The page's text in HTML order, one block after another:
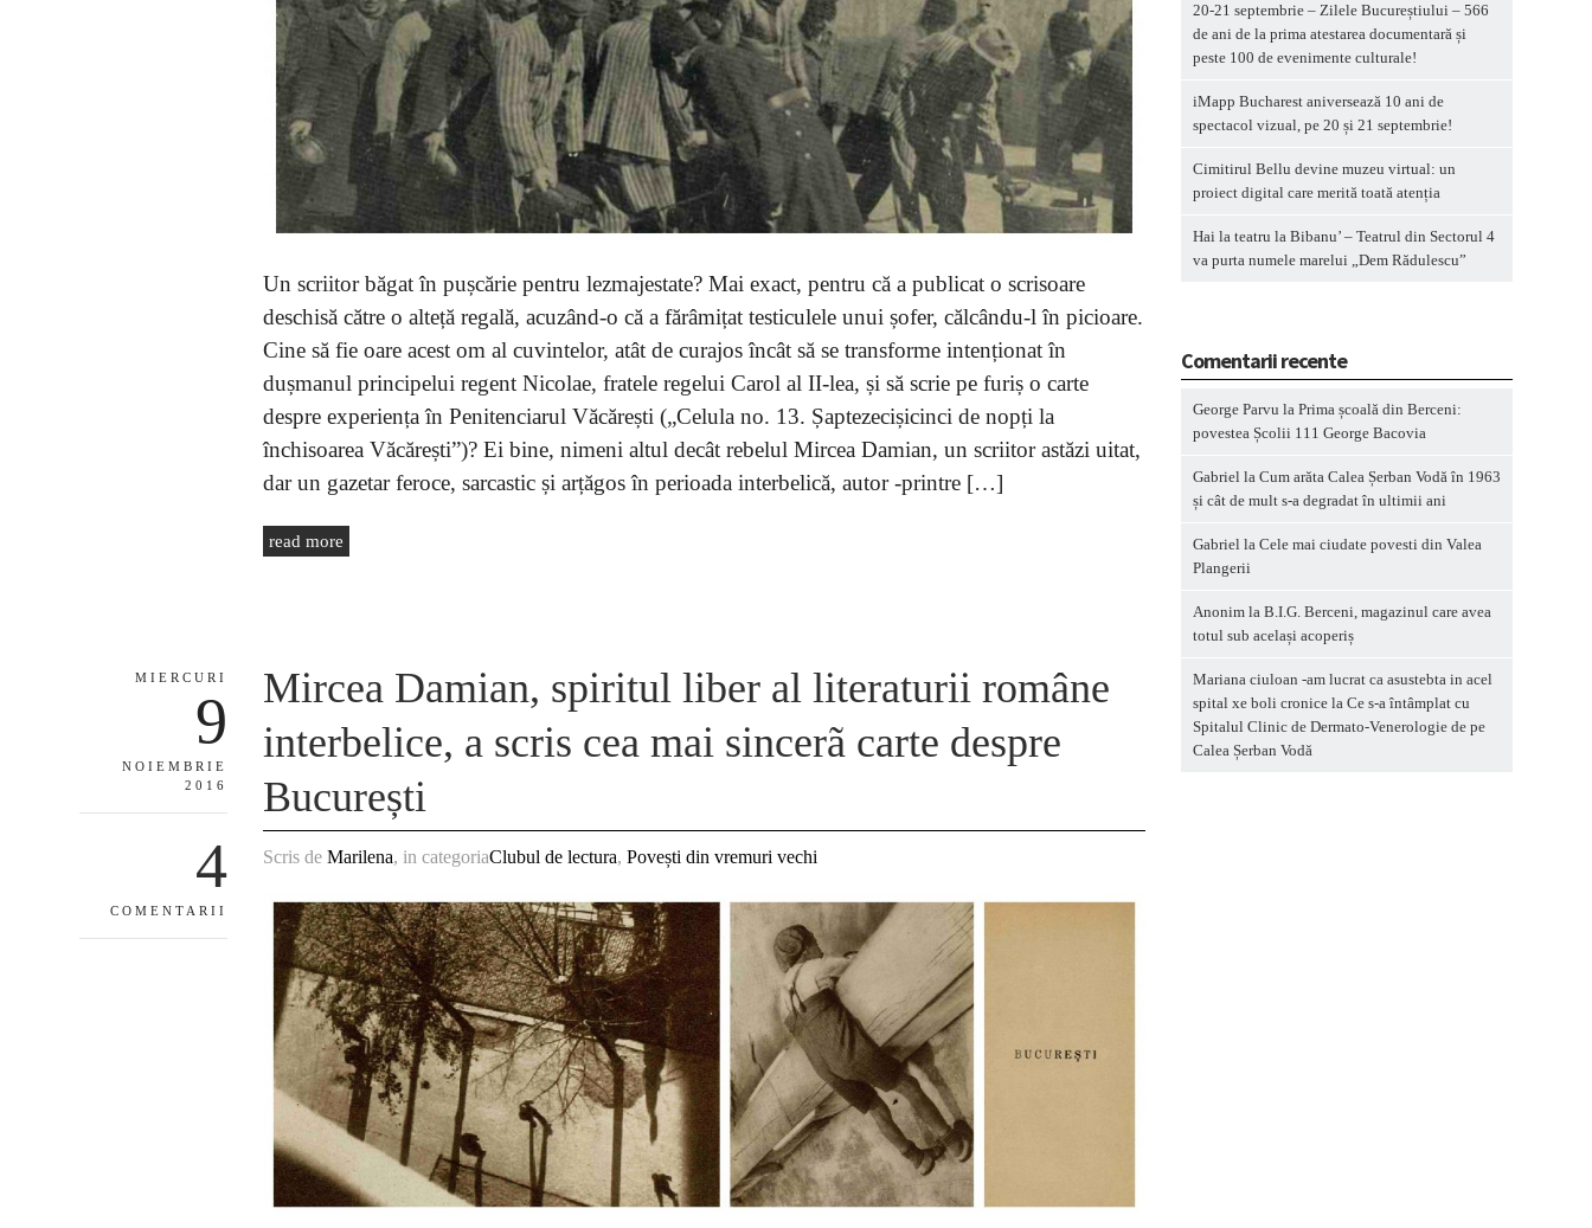
Un scriitor băgat în pușcărie pentru lezmajestate? Mai exact, pentru că a publicat o scrisoare
deschisă către o alteță regală, acuzând-o că a fărâmițat testiculele unui șofer, călcându-l în picioare.
Cine să fie oare acest om al cuvintelor, atât de curajos încât să se transforme intenționat în
dușmanul principelui regent Nicolae, fratele regelui Carol al II-lea, și să scrie pe furiș o carte
despre experiența în Penitenciarul Văcărești („Celula no. 13. Șaptezecișicinci de nopți la
închisoarea Văcărești”)? Ei bine, nimeni altul decât rebelul Mircea Damian, un scriitor astăzi uitat,
dar un gazetar feroce, sarcastic și arțăgos în perioada interbelică, autor -printre […]
read more
MIERCURI
9
NOIEMBRIE
2016
4
COMENTARII
Mircea Damian, spiritul liber al literaturii române
interbelice, a scris cea mai sincerã carte despre
București
Scris deMarilena, in categoriaClubul de lectura,Povești din vremuri vechi
20-21 septembrie – Zilele Bucureștiului – 566
de ani de la prima atestarea documentară și
peste 100 de evenimente culturale!
iMapp Bucharest aniversează 10 ani de
spectacol vizual, pe 20 și 21 septembrie!
Cimitirul Bellu devine muzeu virtual: un
proiect digital care merită toată atenția
Hai la teatru la Bibanu’ – Teatrul din Sectorul 4
va purta numele marelui „Dem Rădulescu”
Comentarii recente
George Parvu la Prima școală din Berceni:
povestea Școlii 111 George Bacovia
Gabriel la Cum arăta Calea Șerban Vodă în 1963
și cât de mult s-a degradat în ultimii ani
Gabriel la Cele mai ciudate povesti din Valea
Plangerii
Anonim la B.I.G. Berceni, magazinul care avea
totul sub același acoperiș
Mariana ciuloan -am lucrat ca asustebta in acel
spital xe boli cronice la Ce s-a întâmplat cu
Spitalul Clinic de Dermato-Venerologie de pe
Calea Șerban Vodă